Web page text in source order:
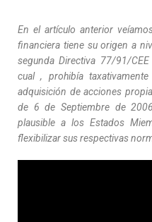
En el artículo anterior
financiera tiene su origen a
segunda Directiva 77/91/
cual , prohibía
adquisición de acciones
de 6 de Septiembre de
plausible a los Estados
flexibilizar sus respectivas